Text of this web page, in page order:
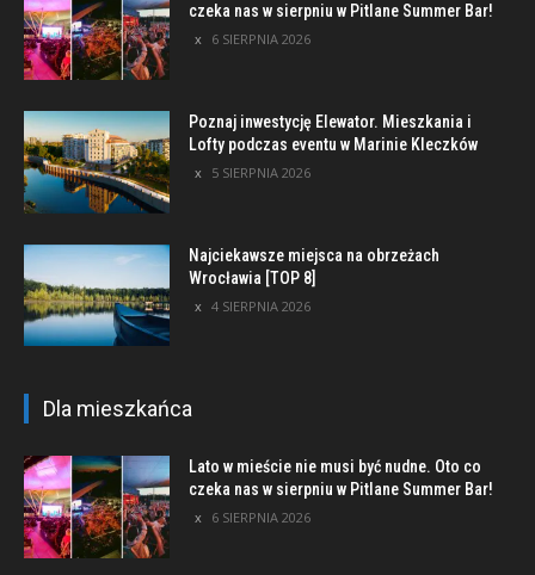
czeka nas w sierpniu w Pitlane Summer Bar!
6 SIERPNIA 2026
Poznaj inwestycję Elewator. Mieszkania i
Lofty podczas eventu w Marinie Kleczków
5 SIERPNIA 2026
Najciekawsze miejsca na obrzeżach
Wrocławia [TOP 8]
4 SIERPNIA 2026
Dla mieszkańca
Lato w mieście nie musi być nudne. Oto co
czeka nas w sierpniu w Pitlane Summer Bar!
6 SIERPNIA 2026